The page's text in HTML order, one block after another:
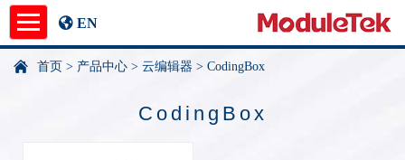
EN
首页 > 产品中心 > 云编辑器 > CodingBox
CodingBox
产品中心
应用指南